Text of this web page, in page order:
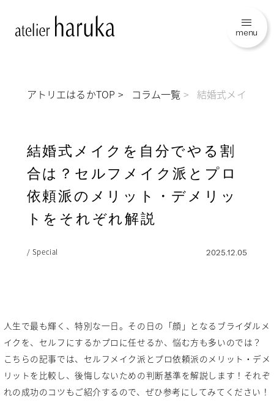
menu
アトリエはるかTOP コラム一覧 結婚式メイクを
結婚式メイクを自分でやる割
合は？セルフメイク派とプロ
依頼派のメリット・デメリッ
トをそれぞれ解説
/ Special 2025.12.05
人生で最も輝く、特別な一日。その日の「顔」となるブライダルメ
イクを、セルフにするかプロに任せるか、悩む方も多いのでは？
こちらの記事では、セルフメイク派とプロ依頼派のメリット・デメ
リットを比較し、後悔しないための判断基準を解説します！それぞ
れの成功のコツもご紹介するので、ぜひ参考にしてみてください！